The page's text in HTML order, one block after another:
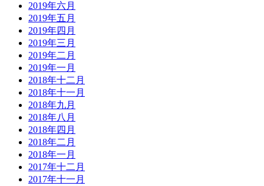
2019年六月
2019年五月
2019年四月
2019年三月
2019年二月
2019年一月
2018年十二月
2018年十一月
2018年九月
2018年八月
2018年四月
2018年二月
2018年一月
2017年十二月
2017年十一月